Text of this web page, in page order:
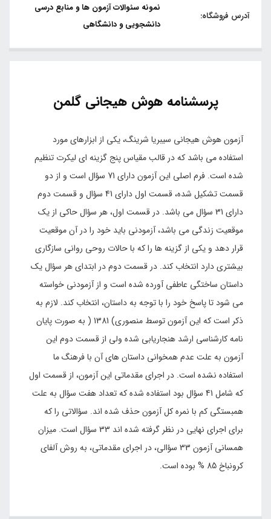
آدرس فروشگاه:
نمونه سئوالات آزمون ها و منابع درسی
دانشجویی و دانشگاهی
پرسشنامه هوش هیجانی گلمن
آزمون هوش هیجانی سیبریا شرینگ، یکی از ابزارهای مورد
استفاده می باشد که در قالب مقیاس پنج گزینه ای لیکرت تنظیم
شده است. فرم اصلی این آزمون دارای 71 سؤال است و از دو
قسمت تشکیل شده، قسمت اول دارای 41 سؤال و قسمت دوم
دارای 31 سؤال می باشد. در قسمت اول، هر سؤال حاکی از یک
موقعیت زندگی می باشد، آزمودنی باید خود را در آن موقعیت
قرار دهد و یکی از گزینه ها را که با حالات روحی روانی سازگاری
بیشتری دارد انتخاب کند. در قسمت دوم در ابتدای هر سؤال یک
داستان ساختگی عاطفی آورده شده است و از آزمودنی خواسته
می شود تا پاسخ خود را با توجه به داستان، انتخاب کند. لازم به
ذکر است که این آزمون توسط منصوری) 1381 ( به صورت پایان
نامه کارشناسی ارشد هنجاریابی شده ولی از قسمت دوم این
آزمون به علت عدم همخوانی داستان های آن با فرهنگ ما
استفاده نشده است. در اجرای مقدماتی این آزمون، از قسمت اول
که شامل 41 سؤال بود استفاده شده که تعداد هفت سؤال به علت
همبستگی کم با نمره کل آزمون حذف شده اند. سؤالاتی را که
برای اجرای نهایی در نظر گرفته شده اند 33 سؤال است. میزان
همسانی آزمون 33 سؤالی، در اجرای مقدماتی، به روش آلفای
کرونباخ 85 % بوده است.